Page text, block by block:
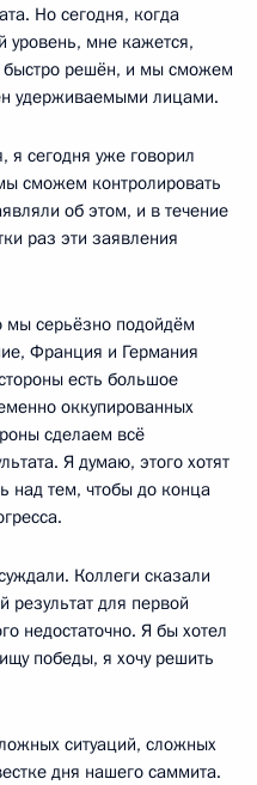
Но сегодня, когда
уровень, мне кажется,
быстро решён, и мы сможем
удерживаемыми лицами.
я сегодня уже говорил
сможем контролировать
об этом, и в течение
раз эти заявления
мы серьёзно подойдём
Франция и Германия
есть большое
оккупированных
сделаем всё
Я думаю, этого хотят
над тем, чтобы до конца
Коллеги сказали
результат для первой
недостаточно. Я бы хотел
победы, я хочу решить
ситуаций, сложных
дня нашего саммита.